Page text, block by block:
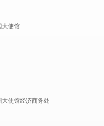
大使馆
使馆经济商务处